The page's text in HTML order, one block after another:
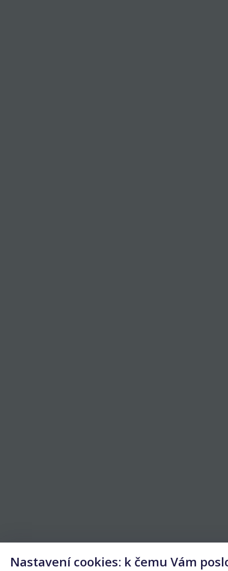
Nastavení cookies: k čemu Vám